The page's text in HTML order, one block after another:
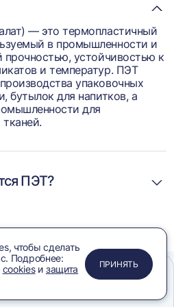
— это термопластичный
в промышленности и
прочностью, устойчивостью к
и температур. ПЭТ
упаковочных
бутылок для напитков, а
для
ПЭТ?
чтобы сделать
Подробнее:
cookiesи защита
ПРИНЯТЬ